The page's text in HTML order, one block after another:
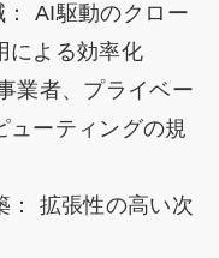
： AI駆動のクロー
による効率化
業者、プライベー
ューティングの規
： 拡張性の高い次